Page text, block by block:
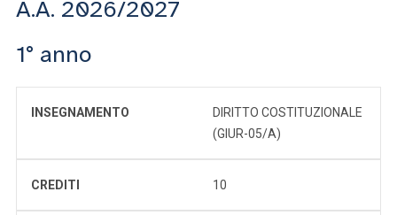
A.A. 2026/2027
1° anno
INSEGNAMENTO
DIRITTO COSTITUZIONALE
(GIUR-05/A)
CREDITI 10